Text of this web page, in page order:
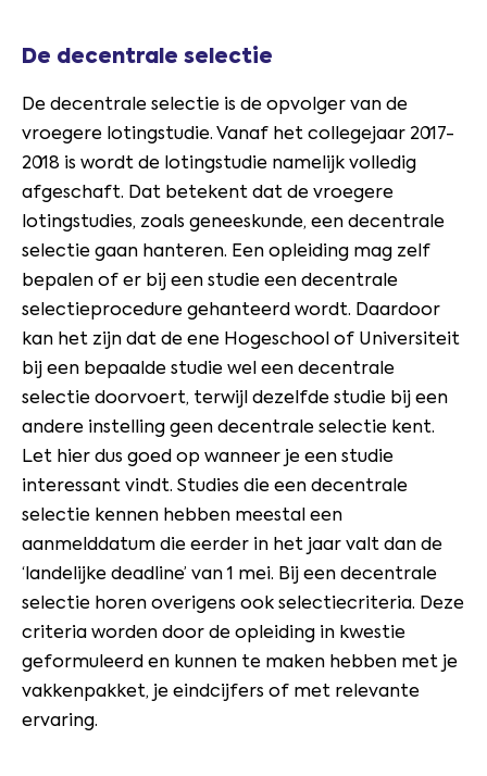
De decentrale selectie
De decentrale selectie is de opvolger van de
vroegere lotingstudie. Vanaf het collegejaar 2017-
2018 is wordt de lotingstudie namelijk volledig
afgeschaft. Dat betekent dat de vroegere
lotingstudies, zoals geneeskunde, een decentrale
selectie gaan hanteren. Een opleiding mag zelf
bepalen of er bij een studie een decentrale
selectieprocedure gehanteerd wordt. Daardoor
kan het zijn dat de ene Hogeschool of Universiteit
bij een bepaalde studie wel een decentrale
selectie doorvoert, terwijl dezelfde studie bij een
andere instelling geen decentrale selectie kent.
Let hier dus goed op wanneer je een studie
interessant vindt. Studies die een decentrale
selectie kennen hebben meestal een
aanmelddatum die eerder in het jaar valt dan de
‘landelijke deadline’ van 1 mei. Bij een decentrale
selectie horen overigens ook selectiecriteria. Deze
criteria worden door de opleiding in kwestie
geformuleerd en kunnen te maken hebben met je
vakkenpakket, je eindcijfers of met relevante
ervaring.